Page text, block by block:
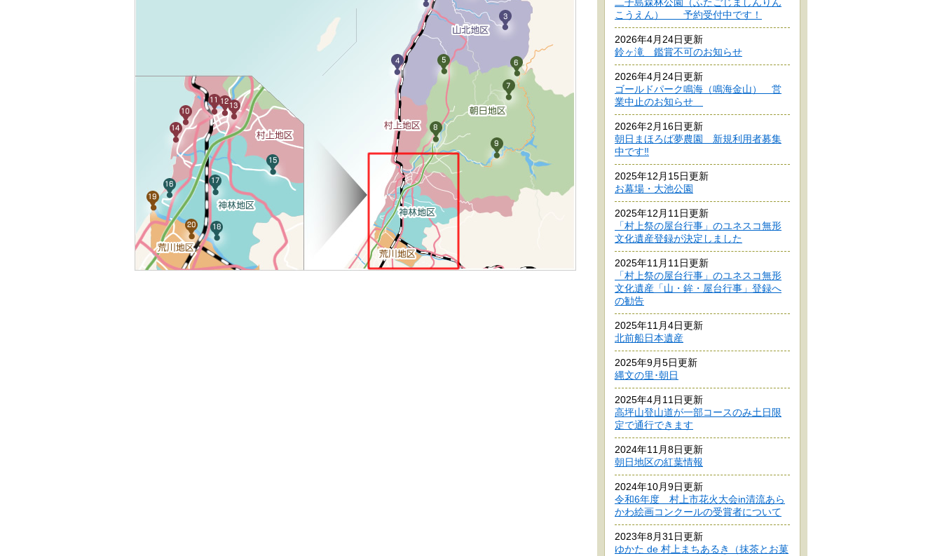
二子島森林公園（ふたごじましんりん
こうえん） 予約受付中です！
2026年4月24日更新
鈴ヶ滝 鑑賞不可のお知らせ
2026年4月24日更新
ゴールドパーク鳴海（鳴海金山） 営
業中止のお知らせ
2026年2月16日更新
朝日まほろば夢農園 新規利用者募集
中です‼
2025年12月15日更新
お幕場・大池公園
2025年12月11日更新
「村上祭の屋台行事」のユネスコ無形
文化遺産登録が決定しました
2025年11月11日更新
「村上祭の屋台行事」のユネスコ無形
文化遺産「山・鉾・屋台行事」登録へ
の勧告
2025年11月4日更新
北前船日本遺産
2025年9月5日更新
縄文の里･朝日
2025年4月11日更新
高坪山登山道が一部コースのみ土日限
定で通行できます
2024年11月8日更新
朝日地区の紅葉情報
2024年10月9日更新
令和6年度 村上市花火大会in清流あら
かわ絵画コンクールの受賞者について
2023年8月31日更新
ゆかた de 村上まちあるき（抹茶とお菓